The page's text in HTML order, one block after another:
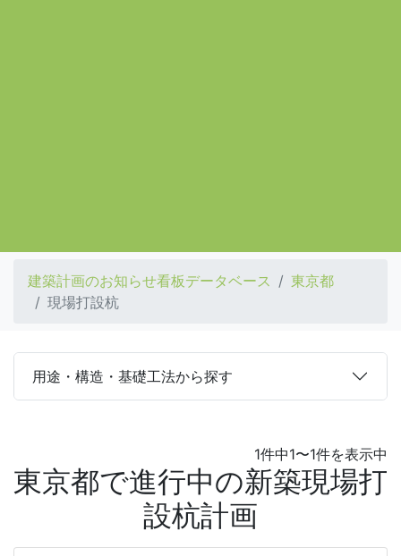
建築計画のお知らせ看板データベース
東京都
現場打設杭
用途・構造・基礎工法から探す
1件中1〜1件を表示中
東京都で進行中の新築現場打
設杭計画